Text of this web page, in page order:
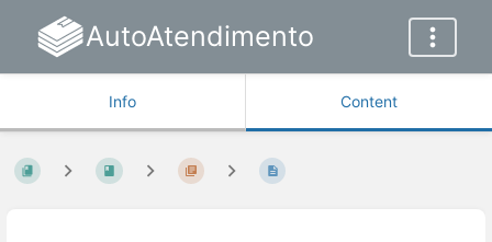
AutoAtendimento
Info Content